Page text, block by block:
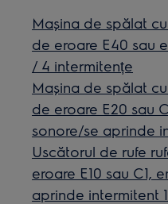
Mașina de spălat
de eroare E40 sau
/ 4 intermitențe
Mașina de spălat
de eroare E20 sau
sonore/se aprinde
Uscătorul de rufe
eroare E10 sau C1,
aprinde intermitent